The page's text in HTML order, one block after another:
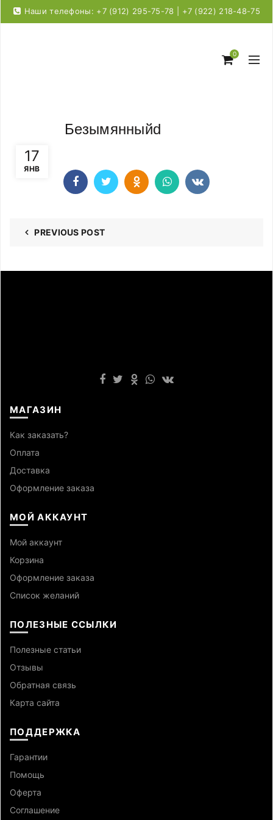
Наши телефоны: +7 (912) 295-75-78 | +7 (922) 218-48-75
0
17
ЯНВ
Безымянныйd
PREVIOUS POST
МАГАЗИН
Как заказать?
Оплата
Доставка
Оформление заказа
МОЙ АККАУНТ
Мой аккаунт
Корзина
Оформление заказа
Список желаний
ПОЛЕЗНЫЕ ССЫЛКИ
Полезные статьи
Отзывы
Обратная связь
Карта сайта
ПОДДЕРЖКА
Гарантии
Помощь
Оферта
Cоглашение